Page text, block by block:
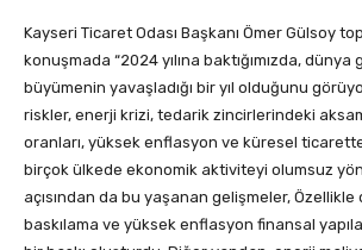
Kayseri Ticaret Odası Başkanı Ömer Gülsoy
konuşmada “2024 yılına baktığımızda,
büyümenin yavaşladığı bir yıl olduğunu
riskler, enerji krizi, tedarik zincirlerindeki
oranları, yüksek enflasyon ve küresel
birçok ülkede ekonomik aktiviteyi olumsuz
açısından da bu yaşanan gelişmeler,
baskılama ve yüksek enflasyon finansal